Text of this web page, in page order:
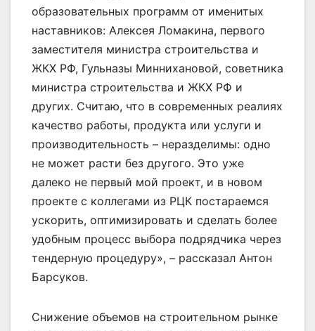
образовательных программ от именитых
наставников: Алексея Ломакина, первого
заместителя министра строительства и
ЖКХ РФ, Гульназы Миннихановой, советника
министра строительства и ЖКХ РФ и
других. Считаю, что в современных реалиях
качество работы, продукта или услуги и
производительность – неразделимы: одно
не может расти без другого. Это уже
далеко не первый мой проект, и в новом
проекте с коллегами из РЦК постараемся
ускорить, оптимизировать и сделать более
удобным процесс выбора подрядчика через
тендерную процедуру», – рассказал Антон
Барсуков.
Снижение объемов на строительном рынке